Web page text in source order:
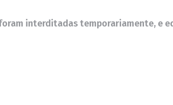
interditadas temporariamente, e